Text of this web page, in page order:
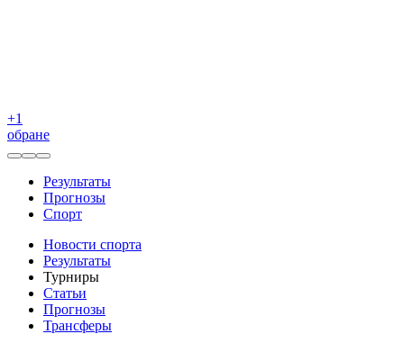
+1
обране
Результаты
Прогнозы
Спорт
Новости спорта
Результаты
Турниры
Статьи
Прогнозы
Трансферы